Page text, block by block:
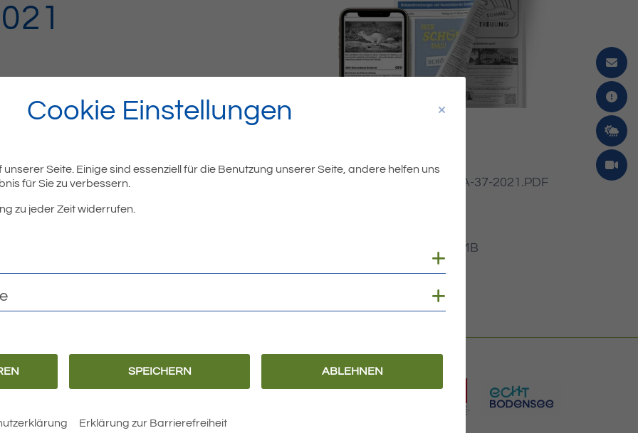
MIBLA-37-2021.PDF
3.75 MB
Barrierefreiheit
Barrierefreiheit
Cookie Einstellungen
Seite. Einige sind essenziell für die Benutzung unserer Seite, andere helfen uns
für Sie zu verbessern.
zu jeder Zeit widerrufen.
Cookies anzeigen
SPEICHERN ABLEHNEN
Erklärung zur Barrierefreiheit